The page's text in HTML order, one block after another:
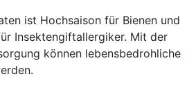
ist Hochsaison für Bienen und
Insektengiftallergiker. Mit der
können lebensbedrohliche